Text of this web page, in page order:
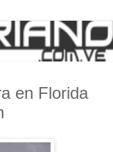
en Florida